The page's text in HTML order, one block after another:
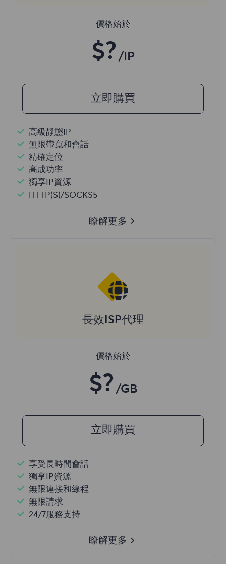
價格始於
$? /IP
立即購買
高級靜態IP
無限帶寬和會話
精確定位
高成功率
獨享IP資源
HTTP(S)/SOCKS5
瞭解更多
長效ISP代理
價格始於
$? /GB
立即購買
享受長時間會話
獨享IP資源
無限連接和線程
無限請求
24/7服務支持
瞭解更多